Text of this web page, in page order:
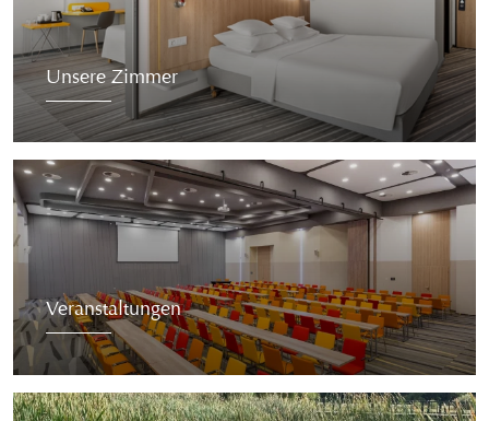
Unsere Zimmer
Veranstaltungen